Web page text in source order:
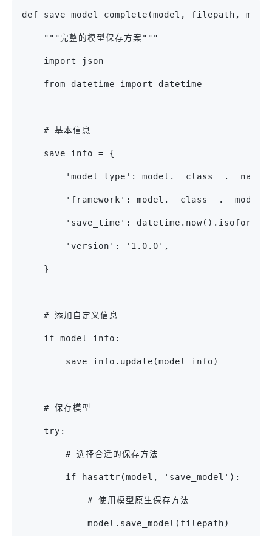
def save_model_complete(model, filepath,
    """完整的模型保存方案"""
    import json
    from datetime import datetime
    # 基本信息
    save_info = {
'model_type':
'framework':
'save_time':
        'version': '1.0.0',
    }
    # 添加自定义信息
    if model_info:
        save_info.update(model_info)
    # 保存模型
    try:
        # 选择合适的保存方法
        if hasattr(model, 'save_model'):
            # 使用模型原生保存方法
            model.save_model(filepath)